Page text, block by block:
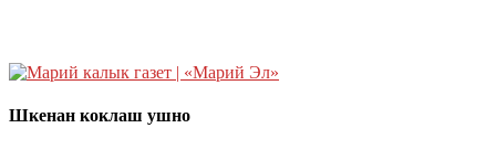
Шкенан коклаш ушно